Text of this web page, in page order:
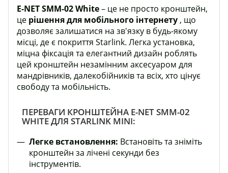
E-NET SMM-02 White– це не просто кронштейн,
це рішення для мобільного інтернету , що
дозволяє залишатися на зв'язку в будь-якому
місці, де є покриття Starlink. Легка установка,
міцна фіксація та елегантний дизайн роблять
цей кронштейн незамінним аксесуаром для
мандрівників, далекобійників та всіх, хто цінує
свободу та мобільність.
ПЕРЕВАГИ КРОНШТЕЙНА E-NET SMM-02
WHITE ДЛЯ STARLINK MINI:
Легке встановлення: Встановіть та зніміть
кронштейн за лічені секунди без
інструментів.